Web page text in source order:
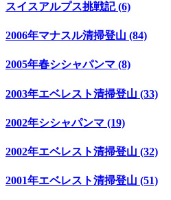
スイスアルプス挑戦記 (6)
2006年マナスル清掃登山 (84)
2005年春シシャパンマ (8)
2003年エベレスト清掃登山 (33)
2002年シシャパンマ (19)
2002年エベレスト清掃登山 (32)
2001年エベレスト清掃登山 (51)